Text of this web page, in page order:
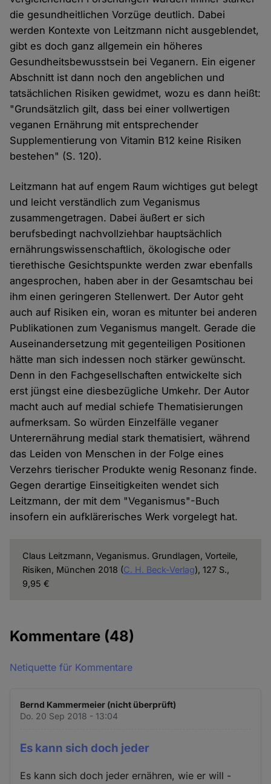
die gesundheitlichen Vorzüge deutlich. Dabei
werden Kontexte von Leitzmann nicht ausgeblendet,
gibt es doch ganz allgemein ein höheres
Gesundheitsbewusstsein bei Veganern. Ein eigener
Abschnitt ist dann noch den angeblichen und
tatsächlichen Risiken gewidmet, wozu es dann heißt:
"Grundsätzlich gilt, dass bei einer vollwertigen
veganen Ernährung mit entsprechender
Supplementierung von Vitamin B12 keine Risiken
bestehen" (S. 120).
Leitzmann hat auf engem Raum wichtiges gut belegt
und leicht verständlich zum Veganismus
zusammengetragen. Dabei äußert er sich
berufsbedingt nachvollziehbar hauptsächlich
ernährungswissenschaftlich, ökologische oder
tierethische Gesichtspunkte werden zwar ebenfalls
angesprochen, haben aber in der Gesamtschau bei
ihm einen geringeren Stellenwert. Der Autor geht
auch auf Risiken ein, woran es mitunter bei anderen
Publikationen zum Veganismus mangelt. Gerade die
Auseinandersetzung mit gegenteiligen Positionen
hätte man sich indessen noch stärker gewünscht.
Denn in den Fachgesellschaften entwickelte sich
erst jüngst eine diesbezügliche Umkehr. Der Autor
macht auch auf medial schiefe Thematisierungen
aufmerksam. So würden Einzelfälle veganer
Unterernährung medial stark thematisiert, während
das Leiden von Menschen in der Folge eines
Verzehrs tierischer Produkte wenig Resonanz finde.
Gegen derartige Einseitigkeiten wendet sich
Leitzmann, der mit dem "Veganismus"-Buch
insofern ein aufklärerisches Werk vorgelegt hat.
Claus Leitzmann, Veganismus. Grundlagen, Vorteile,
Risiken, München 2018 (C. H. Beck-Verlag), 127 S.,
9,95 €
Kommentare (48)
Netiquette für Kommentare
Bernd Kammermeier (nicht überprüft)
Do. 20 Sep 2018 - 13:04
Es kann sich doch jeder
Es kann sich doch jeder ernähren, wie er will -